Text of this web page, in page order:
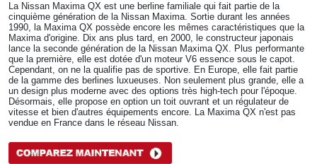
La Nissan Maxima QX est une berline familiale qui fait partie de la
cinquième génération de la Nissan Maxima. Sortie durant les années
1990, la Maxima QX possède encore les mêmes caractéristiques que la
Maxima d'origine. Dix ans plus tard, en 2000, le constructeur japonais
lance la seconde génération de la Nissan Maxima QX. Plus performante
que la première, elle est dotée d'un moteur V6 essence sous le capot.
Cependant, on ne la qualifie pas de sportive. En Europe, elle fait partie
de la gamme des berlines luxueuses. Non seulement plus grande, elle a
un design plus moderne avec des options très high-tech pour l'époque.
Désormais, elle propose en option un toit ouvrant et un régulateur de
vitesse et bien d'autres équipements encore. La Maxima QX n'est pas
vendue en France dans le réseau Nissan.